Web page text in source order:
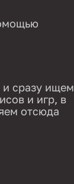
и сразу ищем
и игр, в
отсюда